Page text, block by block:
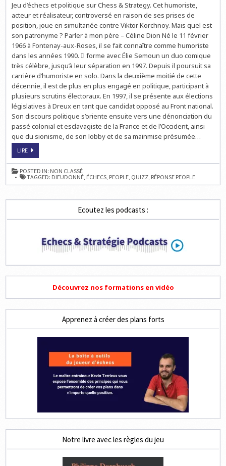
SUR
ÉCHECS
–
DIEUDONNÉ
Jeu d’échecs et politique sur Chess & Strategy. Cet humoriste,
acteur et réalisateur, controversé en raison de ses prises de
position, joue en simultanée contre Viktor Korchnoy. Mais quel est
son patronyme ? Parler à mon père – Céline Dion Né le 11 février
1966 à Fontenay-aux-Roses, il se fait connaître comme humoriste
dans les années 1990. Il forme avec Élie Semoun un duo comique
très célèbre, jusqu’à leur séparation en 1997. Depuis il poursuit sa
carrière d’humoriste en solo. Dans la deuxième moitié de cette
décennie, il est de plus en plus engagé en politique, participant à
plusieurs scrutins électoraux. En 1997, il se présente aux élections
législatives à Dreux en tant que candidat opposé au Front national.
Son discours politique s’oriente ensuite vers une dénonciation du
passé colonial et esclavagiste de la France et de l’Occident, ainsi
que du sionisme, de son lobby et de sa mainmise présumée…
LIREQUIZZ
LES
ÉCHECS
–
DIEUDONNÉ
POSTED IN: NON CLASSÉ
TAGGED: DIEUDONNÉ, ÉCHECS, PEOPLE, QUIZZ, RÉPONSE PEOPLE
Ecoutez les podcasts :
Découvrez nos formations en vidéo
Apprenez à créer des plans forts
Notre livre avec les règles du jeu